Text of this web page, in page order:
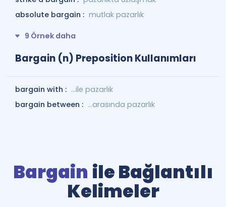
absolute bargain : mutlak pazarlık
9 Örnek daha
Bargain (n) Preposition Kullanımları
bargain with : ...ile pazarlık
bargain between : ...arasında pazarlık
Bargain ile Bağlantılı
Kelimeler